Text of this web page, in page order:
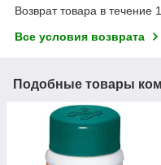
Возврат товара в течение
Все условия возврата
Подобные товары